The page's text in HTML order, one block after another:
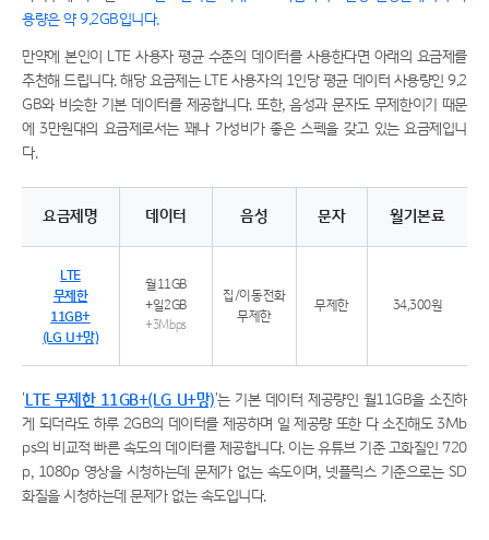
용량은 약 9.2GB입니다.
만약에 본인이 LTE 사용자 평균 수준의 데이터를 사용한다면 아래의 요금제를
추천해 드립니다. 해당 요금제는 LTE 사용자의 1인당 평균 데이터 사용량인 9.2
GB와 비슷한 기본 데이터를 제공합니다. 또한, 음성과 문자도 무제한이기 때문
에 3만원대의 요금제로서는 꽤나 가성비가 좋은 스펙을 갖고 있는 요금제입니
다.
요금제명 데이터 음성 문자 월기본료
LTE
무제한
11GB+
(LG U+망)
월11GB
+일2GB
+3Mbps
집/이동전화
무제한
무제한 34,300원
'LTE 무제한 11GB+(LG U+망)'는 기본 데이터 제공량인 월11GB을 소진하
게 되더라도 하루 2GB의 데이터를 제공하며 일 제공량 또한 다 소진해도 3Mb
ps의 비교적 빠른 속도의 데이터를 제공합니다. 이는 유튜브 기준 고화질인 720
p, 1080p 영상을 시청하는데 문제가 없는 속도이며, 넷플릭스 기준으로는 SD
화질을 시청하는데 문제가 없는 속도입니다.